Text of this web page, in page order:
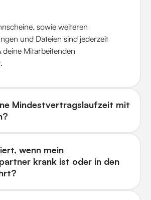
sowie weiteren
und Dateien sind jederzeit
Mitarbeitenden
Mindestvertragslaufzeit mit
wenn mein
krank ist oder in den